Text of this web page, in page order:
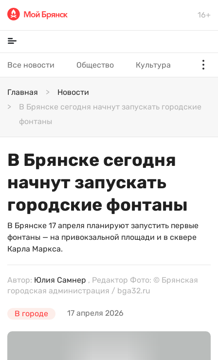
16+
Все новости Общество Культура
Главная
Новости
В Брянске сегодня начнут запускать городские
фонтаны
В Брянске сегодня
начнут запускать
городские фонтаны
В Брянске 17 апреля планируют запустить первые
фонтаны — на привокзальной площади и в сквере
Карла Маркса.
Автор: Юлия Самнер , Редактор Фото: © Брянская
городская администрация / bga32.ru
В городе 17 апреля 2026